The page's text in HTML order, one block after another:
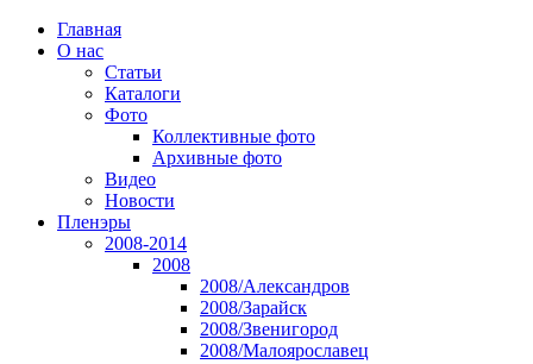
Главная
О нас
Статьи
Каталоги
Фото
Коллективные фото
Архивные фото
Видео
Новости
Пленэры
2008-2014
2008
2008/Александров
2008/Зарайск
2008/Звенигород
2008/Малоярославец